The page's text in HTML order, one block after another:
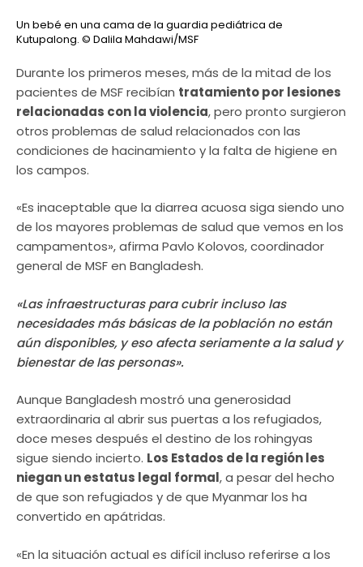
Un bebé en una cama de la guardia pediátrica de
Kutupalong. © Dalila Mahdawi/MSF
Durante los primeros meses, más de la mitad de los
pacientes de MSF recibían tratamiento por lesiones
relacionadas con la violencia, pero pronto surgieron
otros problemas de salud relacionados con las
condiciones de hacinamiento y la falta de higiene en
los campos.
«Es inaceptable que la diarrea acuosa siga siendo uno
de los mayores problemas de salud que vemos en los
campamentos», afirma Pavlo Kolovos, coordinador
general de MSF en Bangladesh.
«Las infraestructuras para cubrir incluso las
necesidades más básicas de la población no están
aún disponibles, y eso afecta seriamente a la salud y
bienestar de las personas».
Aunque Bangladesh mostró una generosidad
extraordinaria al abrir sus puertas a los refugiados,
doce meses después el destino de los rohingyas
sigue siendo incierto. Los Estados de la región les
niegan un estatus legal formal, a pesar del hecho
de que son refugiados y de que Myanmar los ha
convertido en apátridas.
«En la situación actual es difícil incluso referirse a los